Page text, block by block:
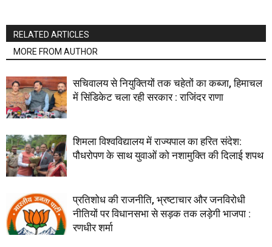
RELATED ARTICLES
MORE FROM AUTHOR
सचिवालय से नियुक्तियों तक चहेतों का कब्जा, हिमाचल
में सिंडिकेट चला रही सरकार : राजिंदर राणा
शिमला विश्वविद्यालय में राज्यपाल का हरित संदेश:
पौधरोपण के साथ युवाओं को नशामुक्ति की दिलाई शपथ
प्रतिशोध की राजनीति, भ्रष्टाचार और जनविरोधी
नीतियों पर विधानसभा से सड़क तक लड़ेगी भाजपा :
रणधीर शर्मा